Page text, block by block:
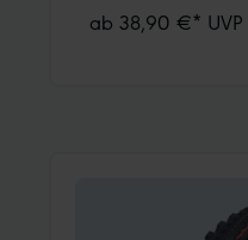
geringen
ab 38,90 €* UVP